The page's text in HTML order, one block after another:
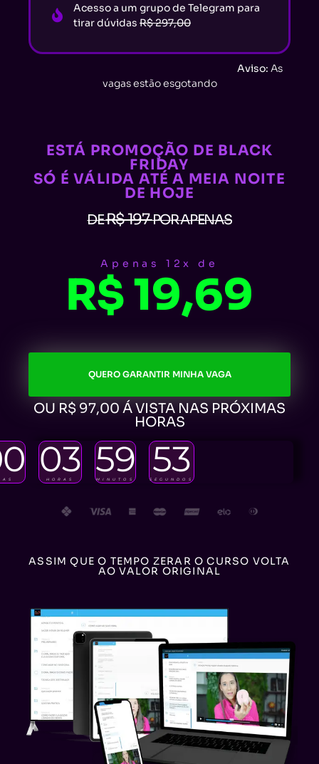
Acesso a um grupo de Telegram para
tirar dúvidas R$ 297,00
Aviso: As
vagas estão esgotando
ESTÁ PROMOÇÃO DE BLACK
FRIDAY
SÓ É VÁLIDA ATÉ A MEIA NOITE
DE HOJE
DER$ 197POR APENAS
Apenas 12x de
R$ 19,69
QUERO GARANTIR MINHA VAGA
OU R$ 97,00 Á VISTA NAS PRÓXIMAS
HORAS
03
HORAS 59
MINUTOS 51
SEGUNDOS
ASSIM QUE O TEMPO ZERAR O CURSO VOLTA
AO VALOR ORIGINAL